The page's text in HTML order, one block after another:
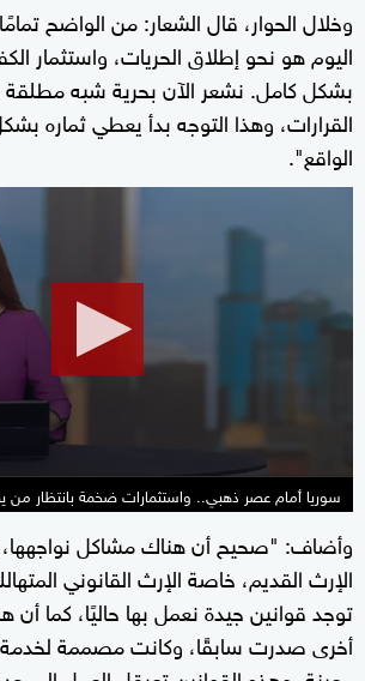
وخلال الحوار، قال الشعار: من الواضح
اليوم هو نحو إطلاق الحريات، واستثمار
بشكل كامل. نشعر الآن بحرية شبه مطلقة
القرارات، وهذا التوجه بدأ يعطي ثماره
الواقع".
سوريا أمام عصر ذهبي.. واستثمارات ضخمة بانتظار من
وأضاف: "صحيح أن هناك مشاكل نواجهها،
الإرث القديم، خاصة الإرث القانوني
توجد قوانين جيدة نعمل بها حاليًا، كما أن
أخرى صدرت سابقًا، وكانت مصممة